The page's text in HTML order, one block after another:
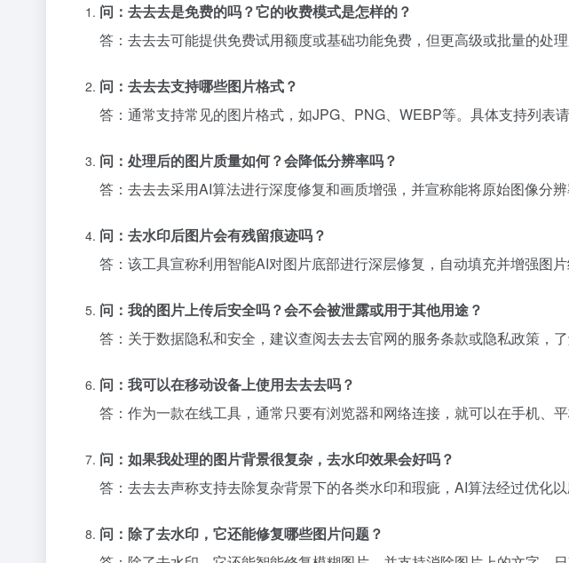
问：去去去是免费的吗？它的收费模式是怎样的？
答：去去去可能提供免费试用额度或基础功能免费，但更高级或批量的处
问：去去去支持哪些图片格式？
答：通常支持常见的图片格式，如JPG、PNG、WEBP等。具体支持列表请
问：处理后的图片质量如何？会降低分辨率吗？
答：去去去采用AI算法进行深度修复和画质增强，并宣称能将原始图像分
问：去水印后图片会有残留痕迹吗？
答：该工具宣称利用智能AI对图片底部进行深层修复，自动填充并增强图片
问：我的图片上传后安全吗？会不会被泄露或用于其他用途？
答：关于数据隐私和安全，建议查阅去去去官网的服务条款或隐私政策，
问：我可以在移动设备上使用去去去吗？
答：作为一款在线工具，通常只要有浏览器和网络连接，就可以在手机、平
问：如果我处理的图片背景很复杂，去水印效果会好吗？
答：去去去声称支持去除复杂背景下的各类水印和瑕疵，AI算法经过优化以
问：除了去水印，它还能修复哪些图片问题？